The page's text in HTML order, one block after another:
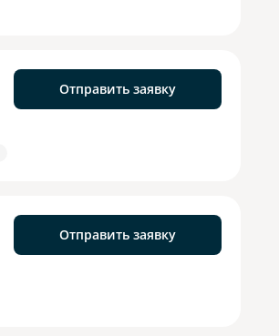
Отправить заявку
Отправить заявку